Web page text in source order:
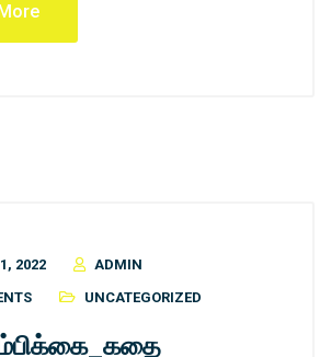
2022
ADMIN
UNCATEGORIZED